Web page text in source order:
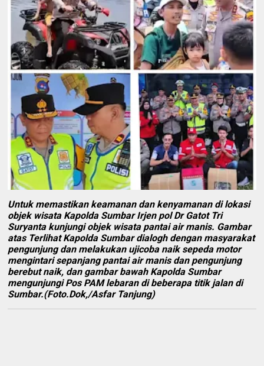
Untuk memastikan keamanan dan kenyamanan di lokasi
objek wisata Kapolda Sumbar Irjen pol Dr Gatot Tri
Suryanta kunjungi objek wisata pantai air manis. Gambar
atas Terlihat Kapolda Sumbar dialogh dengan masyarakat
pengunjung dan melakukan ujicoba naik sepeda motor
mengintari sepanjang pantai air manis dan pengunjung
berebut naik, dan gambar bawah Kapolda Sumbar
mengunjungi Pos PAM lebaran di beberapa titik jalan di
Sumbar.(Foto.Dok,/Asfar Tanjung)